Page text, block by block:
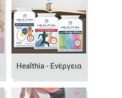
Healthia - Ενέργεια